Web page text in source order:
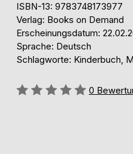
ISBN-13: 9783748173977
Verlag: Books on Demand
Erscheinungsdatum:
Sprache: Deutsch
Schlagworte: Kinderbuch,
Bewertung::
0